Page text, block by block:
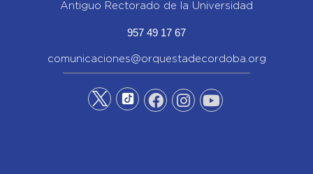
Antiguo Rectorado de la Universidad
957 49 17 67
comunicaciones@orquestadecordoba.org